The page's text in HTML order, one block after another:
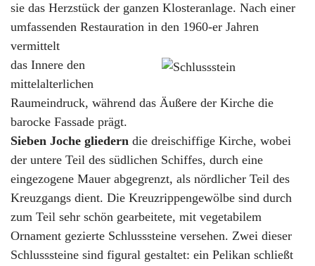
sie das Herzstück der ganzen Klosteranlage. Nach einer
umfassenden Restauration in den 1960-er Jahren
vermittelt
das Innere den
mittelalterlichen
Raumeindruck, während das Äußere der Kirche die
barocke Fassade prägt.
Sieben Joche gliedern die dreischiffige Kirche, wobei
der untere Teil des südlichen Schiffes, durch eine
eingezogene Mauer abgegrenzt, als nördlicher Teil des
Kreuzgangs dient. Die Kreuzrippengewölbe sind durch
zum Teil sehr schön gearbeitete, mit vegetabilem
Ornament gezierte Schlusssteine versehen. Zwei dieser
Schlusssteine sind figural gestaltet: ein Pelikan schließt